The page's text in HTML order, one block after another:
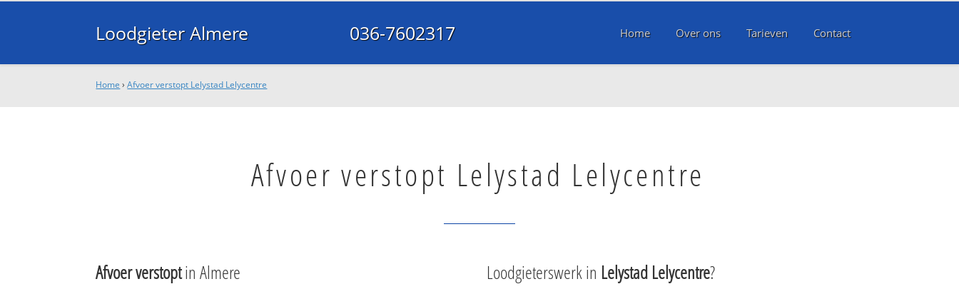
Loodgieter Almere 036-7602317 Home Over ons Tarieven Contact
Home ›Afvoer verstopt Lelystad Lelycentre
Afvoer verstopt Lelystad Lelycentre
Afvoer verstoptin Almere Loodgieterswerk in Lelystad Lelycentre?